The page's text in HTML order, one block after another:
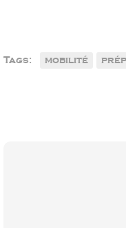
Tags: mobilité